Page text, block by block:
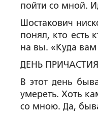
пойти со мной.
Шостакович
понял, кто есть
на вы. «Куда вам
ДЕНЬ ПРИЧАСТИЯ
В этот день
умереть. Хоть
со мною. Да,